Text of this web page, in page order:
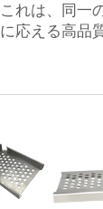
れは、同一
応える高品